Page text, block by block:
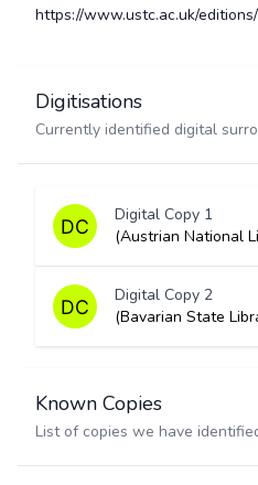
https://www.ustc.ac.uk/
Digitisations
Currently identified digital
Digital Copy 1
(Austrian National
Digital Copy 2
(Bavarian State
Known Copies
List of copies we have